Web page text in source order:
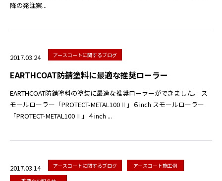
降の発注案...
2017.03.24 アースコートに関するブログ
EARTHCOAT防錆塗料に最適な推奨ローラー
EARTHCOAT防錆塗料の塗装に最適な推奨ローラーができました。 ス
モールローラー「PROTECT-METAL100Ⅱ」６inch スモールローラー
「PROTECT-METAL100Ⅱ」４inch ...
2017.03.14 アースコートに関するブログ アースコート施工例